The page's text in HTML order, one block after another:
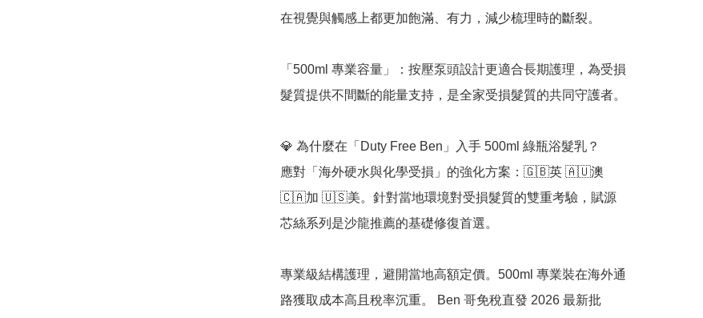
在視覺與觸感上都更加飽滿、有力，減少梳理時的斷裂。
「500ml 專業容量」：按壓泵頭設計更適合長期護理，為受損
髮質提供不間斷的能量支持，是全家受損髮質的共同守護者。
💎 為什麼在「Duty Free Ben」入手 500ml 綠瓶浴髮乳？
應對「海外硬水與化學受損」的強化方案：🇬🇧英 🇦🇺澳
🇨🇦加 🇺🇸美。針對當地環境對受損髮質的雙重考驗，賦源
芯絲系列是沙龍推薦的基礎修復首選。
專業級結構護理，避開當地高額定價。500ml 專業裝在海外通
路獲取成本高且稅率沉重。 Ben 哥免稅直發 2026 最新批